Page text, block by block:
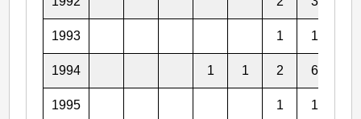
1993 1 1
1994 1 1 2 6
1995 1 1